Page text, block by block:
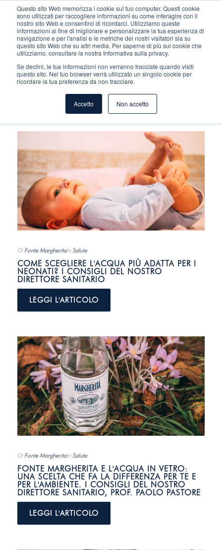
Questo sito Web memorizza i cookie sul tuo computer. Questi cookie
sono utilizzati per raccogliere informazioni su come interagire con il
nostro sito Web e consentirci di ricordarci. Utilizziamo queste
informazioni al fine di migliorare e personalizzare la tua esperienza di
navigazione e per l'analisi e le metriche dei nostri visitatori sia su
questo sito Web che su altri media. Per saperne di più sui cookie che
utilizziamo, consultare la nostra Informativa sulla privacy.
Se declini, le tue informazioni non verranno tracciate quando visiti
questo sito. Nel tuo browser verrà utilizzato un singolo cookie per
ricordare la tua preferenza da non tracciare.
Accetto Non accetto
BEVI INFORMATO
Di Fonte MargheritaIn Salute
COME SCEGLIERE L'ACQUA PIÙ ADATTA PER I
NEONATI? I CONSIGLI DEL NOSTRO
DIRETTORE SANITARIO
LEGGI L'ARTICOLO
Di Fonte MargheritaIn Salute
FONTE MARGHERITA E L'ACQUA IN VETRO:
UNA SCELTA CHE FA LA DIFFERENZA PER TE E
PER L'AMBIENTE. I CONSIGLI DEL NOSTRO
DIRETTORE SANITARIO, PROF. PAOLO PASTORE
LEGGI L'ARTICOLO